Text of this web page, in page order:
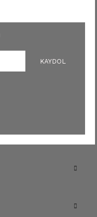
KAYDOL